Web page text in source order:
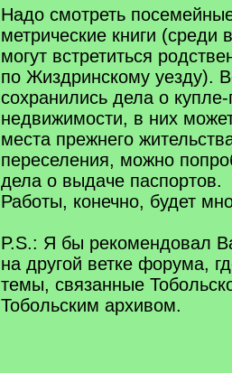
q
]
Надо смотреть
метрические книги (среди
могут встретиться
по Жиздринскому уезду).
сохранились дела о
недвижимости, в них
места прежнего
переселения, можно
дела о выдаче паспортов.
Работы, конечно, будет
P.S.: Я бы рекомендовал
на другой ветке форума,
темы, связанные
Тобольским архивом.